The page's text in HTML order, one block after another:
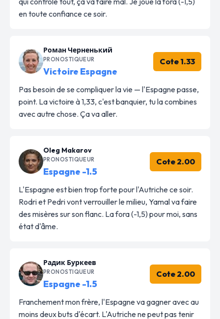
en toute confiance ce soir.
Роман Черненький
PRONOSTIQUEUR
Victoire Espagne
Cote 1.33
Pas besoin de se compliquer la vie — l'Espagne passe,
point. La victoire à 1,33, c'est banquier, tu la combines
avec autre chose. Ça va aller.
Oleg Makarov
PRONOSTIQUEUR
Espagne -1.5
Cote 2.00
L'Espagne est bien trop forte pour l'Autriche ce soir.
Rodri et Pedri vont verrouiller le milieu, Yamal va faire
des misères sur son flanc. La fora (-1,5) pour moi, sans
état d'âme.
Радик Буркеев
PRONOSTIQUEUR
Espagne -1.5
Cote 2.00
Franchement mon frère, l'Espagne va gagner avec au
moins deux buts d'écart. L'Autriche ne peut pas tenir